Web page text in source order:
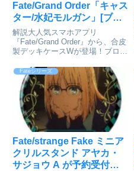
Fate/Grand Order「キャス
ター/水妃モルガン」[ブロ
ッコリー]が予約受付開始
解説大人気スマホアプリ
『Fate/Grand Order』から、合皮
製デッキケースWが登場！ブロッ
商品、ポケット2つで収納力抜群
の「合皮製デッキケースW」。手
触りがよく耐久度の高い合皮素材
で作られたデッキケース...
Fateシリーズ
Fate/strange Fake ミニア
クリルスタンド アヤカ・
サジョウ A が予約受付開